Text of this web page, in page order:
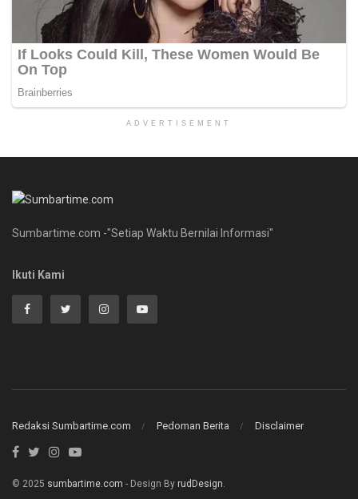
ADVERTISEMENT
Sumbartime.com -"Setiap Waktu Bernilai Informasi"
Ikuti Kami
Redaksi Sumbartime.com Pedoman Berita Disclaimer
© 2025 sumbartime.com - Design By rudDesign.